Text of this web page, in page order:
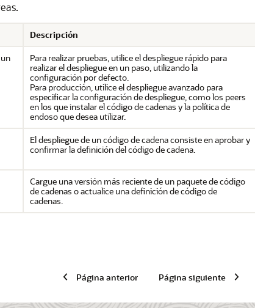
Descripción
Para realizar pruebas, utilice el despliegue rápido para
realizar el despliegue en un paso, utilizando la
configuración por defecto.
Para producción, utilice el despliegue avanzado para
especificar la configuración de despliegue, como los peers
en los que instalar el código de cadenas y la política de
endoso que desea utilizar.
El despliegue de un código de cadena consiste en aprobar y
confirmar la definición del código de cadena.
Cargue una versión más reciente de un paquete de código
de cadenas o actualice una definición de código de
cadenas.
Página anterior Página siguiente